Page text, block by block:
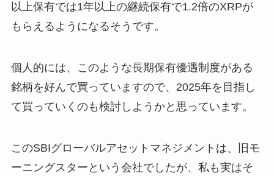
以上保有では1年以上の継続保有で1.2倍のXRPが
もらえるようになるそうです。
個人的には、このような長期保有優遇制度がある
銘柄を好んで買っていますので、2025年を目指し
て買っていくのも検討しようかと思っています。
このSBIグローバルアセットマネジメントは、旧モ
ーニングスターという会社でしたが、私も実はそ